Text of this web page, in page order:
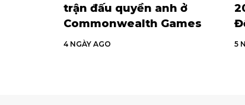
trận đấu quyền anh ở
Commonwealth Games
4 NGÀY AGO 5